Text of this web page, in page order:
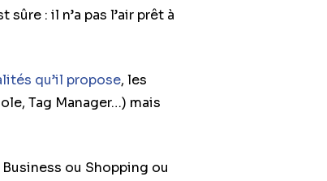
: il n’a pas l’air prêt à
qu’il propose, les
Tag Manager…) mais
ou Shopping ou